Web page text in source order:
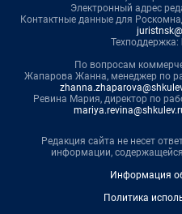
Электронный адрес
Контактные данные для
Техподдержка:
По вопросам
Жапарова Жанна, менеджер по
Ревина Мария, директор по
Редакция сайта не несет
информации,
Информация
Политика